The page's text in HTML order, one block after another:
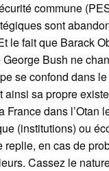
commune
sont
le fait que Barack
Bush ne
se confond dans
ainsi sa propre
France dans l’Otan
(institutions) ou
replie, en cas de
Cassez le